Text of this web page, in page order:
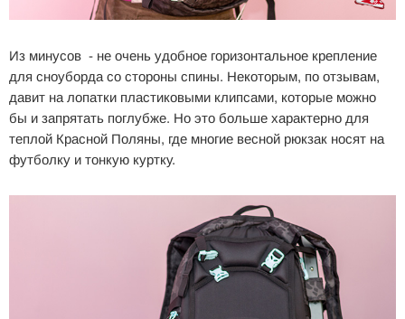
Из минусов - не очень удобное горизонтальное крепление
для сноуборда со стороны спины. Некоторым, по отзывам,
давит на лопатки пластиковыми клипсами, которые можно
бы и запрятать поглубже. Но это больше характерно для
теплой Красной Поляны, где многие весной рюкзак носят на
футболку и тонкую куртку.